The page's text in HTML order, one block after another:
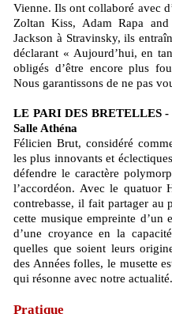
Vienne. Ils ont collaboré avec
Zoltan Kiss, Adam Rapa
Jackson à Stravinsky, ils
déclarant « Aujourd’hui, en
obligés d’être encore plus
Nous garantissons de ne pas
LE PARI DES BRETELLES
Salle Athéna
Félicien Brut, considéré
les plus innovants et
défendre le caractère
l’accordéon. Avec le quatuor
contrebasse, il fait partager au
cette musique empreinte d’un
d’une croyance en la
quelles que soient leurs
des Années folles, le musette
qui résonne avec notre actualité.
Pratique